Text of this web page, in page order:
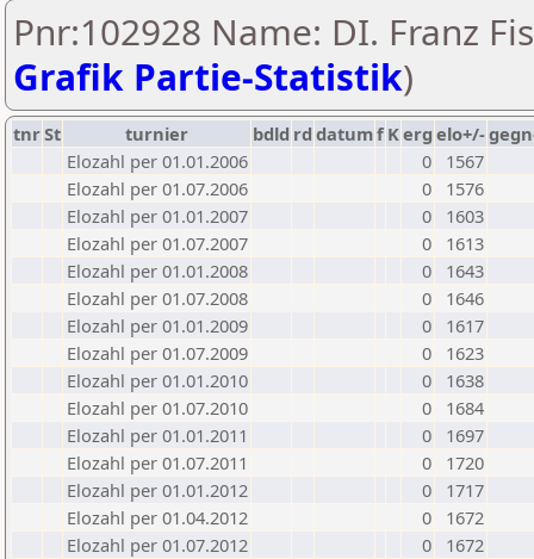
Pnr:102928 Name: DI. Franz
Grafik Partie-Statistik)
tnrSt turnier bdld rd datumf Kerg elo+/-
Elozahl per 01.01.2006
0
1567
Elozahl per 01.07.2006
0
1576
Elozahl per 01.01.2007
0
1603
Elozahl per 01.07.2007
0
1613
Elozahl per 01.01.2008
0
1643
Elozahl per 01.07.2008
0
1646
Elozahl per 01.01.2009
0
1617
Elozahl per 01.07.2009
0
1623
Elozahl per 01.01.2010
0
1638
Elozahl per 01.07.2010
0
1684
Elozahl per 01.01.2011
0
1697
Elozahl per 01.07.2011
0
1720
Elozahl per 01.01.2012
0
1717
Elozahl per 01.04.2012
0
1672
Elozahl per 01.07.2012
0
1672